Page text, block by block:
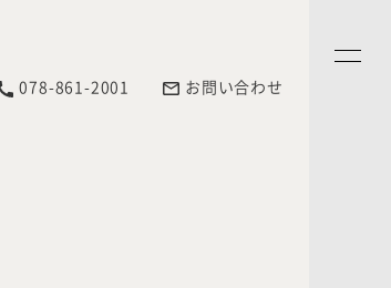
078-861-2001 お問い合わせ